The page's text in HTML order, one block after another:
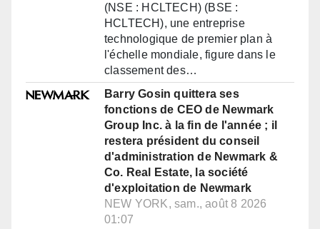
(NSE : HCLTECH) (BSE :
HCLTECH), une entreprise
technologique de premier plan à
l'échelle mondiale, figure dans le
classement des…
Barry Gosin quittera ses
fonctions de CEO de Newmark
Group Inc. à la fin de l'année ; il
restera président du conseil
d'administration de Newmark &
Co. Real Estate, la société
d'exploitation de Newmark
NEW YORK, sam., août 8 2026
01:07